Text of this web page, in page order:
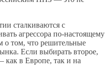
сталкиваются с
агрессора по-настоящему
о том, что решительные
Если выбирать второе,
как в Европе, так и на